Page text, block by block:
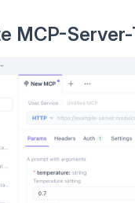
MCP-